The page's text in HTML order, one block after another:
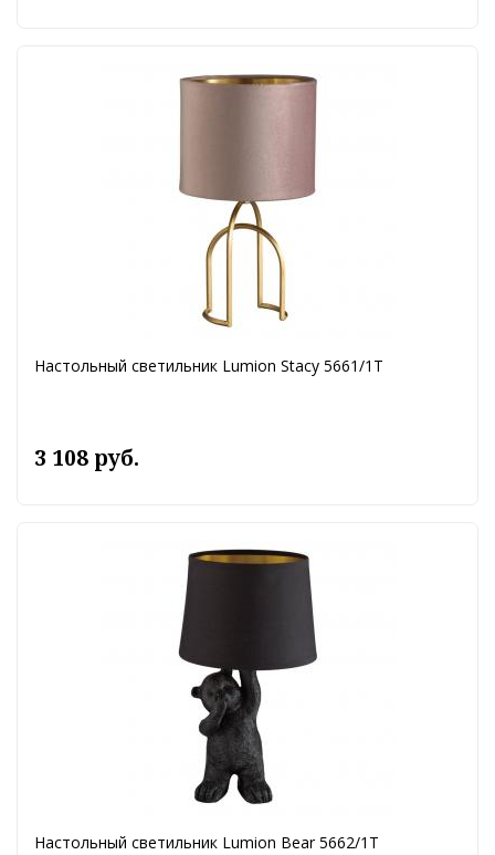
Настольный светильник Lumion Stacy 5661/1T
3 108 руб.
Настольный светильник Lumion Bear 5662/1T